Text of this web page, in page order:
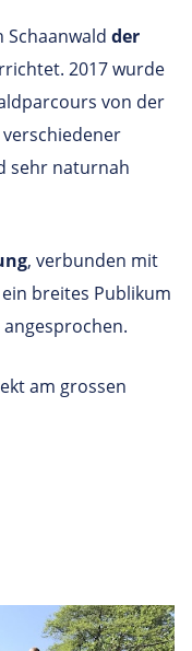
Schaanwald der
2017 wurde
von der
sehr naturnah
, verbunden mit
breites Publikum
am grossen